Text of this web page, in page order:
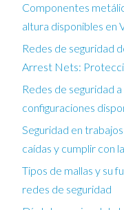
Componentes
altura disponibles en
Redes de seguridad
Arrest Nets:
Redes de seguridad
configuraciones
Seguridad en
caídas y cumplir con
Tipos de mallas y su
redes de seguridad